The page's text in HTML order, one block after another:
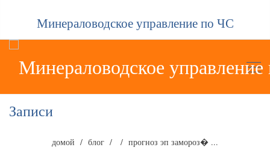
Минераловодское управление по ЧС
Записи
домой блог прогноз эп замороз� ...